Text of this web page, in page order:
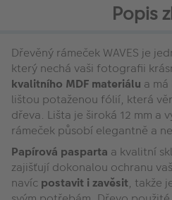
Popis
Dřevěný rámeček WAVES je
který nechá vaši fotografii
kvalitního MDF materiálu a
lištou potaženou fólií, která
dřeva. Lišta je široká 12 mm a
rámeček působí elegantně a
Papírová pasparta a kvalitní
zajišťují dokonalou ochranu
navíc postavit i zavěsit, takže